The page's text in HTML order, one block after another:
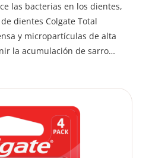
las bacterias en los dientes,
dientes Colgate Total
y micropartículas de alta
la acumulación de sarro